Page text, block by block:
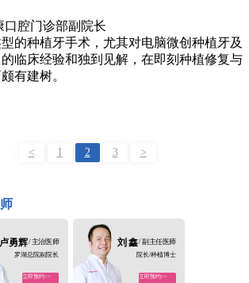
口腔门诊部副院长
的种植牙手术，尤其对电脑微创种植牙及
临床经验和独到见解，在即刻种植修复与
有建树。
< 1 2 3 >
卢勇辉/ 主治医师
罗湖总院副院长
立即预约>>
刘 鑫/ 副主任医师
院长/种植博士
立即预约>>